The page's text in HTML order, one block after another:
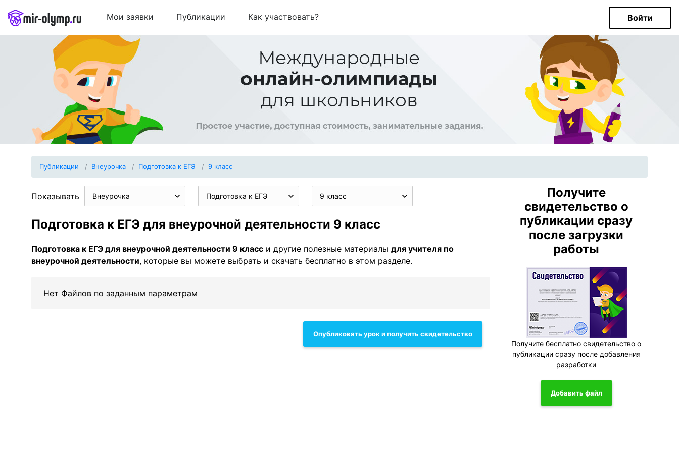
Мои заявки Публикации Как участвовать? Войти
Публикации Внеурочка Подготовка к ЕГЭ 9 класс
Показывать Внеурочка Подготовка к ЕГЭ 9 класс
Подготовка к ЕГЭ для внеурочной деятельности 9 класс
Подготовка к ЕГЭ для внеурочной деятельности 9 класс и другие полезные материалы для учителя по
внеурочной деятельности, которые вы можете выбрать и скачать бесплатно в этом разделе.
Нет Файлов по заданным параметрам
Опубликовать урок и получить свидетельство
Получите
свидетельство о
публикации сразу
после загрузки
работы
Получите бесплатно свидетельство о
публикации сразу после добавления
разработки
Добавить файл